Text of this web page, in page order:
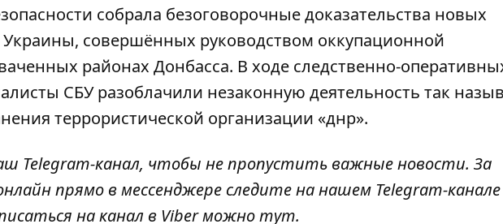
собрала безоговорочные доказательства новых
Украины, совершённых руководством оккупационной
районах Донбасса. В ходе следственно-
СБУ разоблачили незаконную деятельность так
террористической организации «днр».
Telegram-канал, чтобы не пропустить важные новости. За
прямо в мессенджере следите на нашем Telegram-канале
на канал в Viber можнотут.